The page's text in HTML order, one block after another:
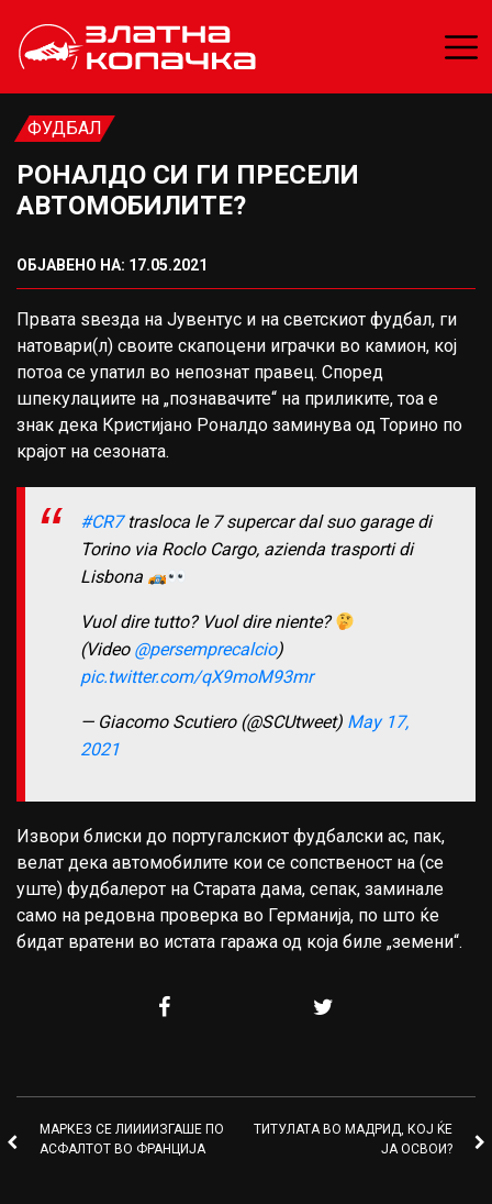
ФУДБАЛ
РОНАЛДО СИ ГИ ПРЕСЕЛИ
АВТОМОБИЛИТЕ?
ОБЈАВЕНО НА: 17.05.2021
Првата ѕвезда на Јувентус и на светскиот фудбал, ги
натовари(л) своите скапоцени играчки во камион, кој
потоа се упатил во непознат правец. Според
шпекулациите на „познавачите“ на приликите, тоа е
знак дека Кристијано Роналдо заминува од Торино по
крајот на сезоната.
#CR7trasloca le 7 supercar dal suo garage di
Torino via Roclo Cargo, azienda trasporti di
Lisbona
Vuol dire tutto? Vuol dire niente?
(Video @persemprecalcio)
pic.twitter.com/qX9moM93mr
— Giacomo Scutiero (@SCUtweet) May 17,
2021
Извори блиски до португалскиот фудбалски ас, пак,
велат дека автомобилите кои се сопственост на (се
уште) фудбалерот на Старата дама, сепак, заминале
само на редовна проверка во Германија, по што ќе
бидат вратени во истата гаража од која биле „земени“.
МАРКЕЗ СЕ ЛИИИИЗГАШЕ ПО
АСФАЛТОТ ВО ФРАНЦИЈА
ТИТУЛАТА ВО МАДРИД, КОЈ ЌЕ
ЈА ОСВОИ?